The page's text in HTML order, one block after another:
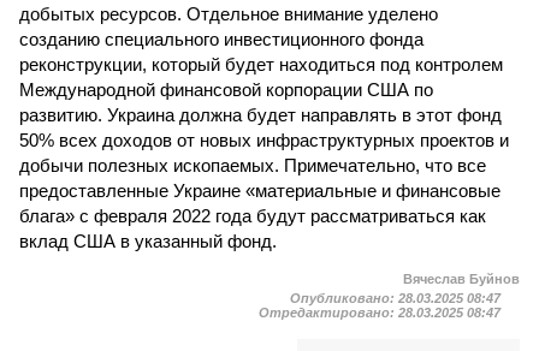
добытых ресурсов. Отдельное внимание уделено
созданию специального инвестиционного фонда
реконструкции, который будет находиться под контролем
Международной финансовой корпорации США по
развитию. Украина должна будет направлять в этот фонд
50% всех доходов от новых инфраструктурных проектов и
добычи полезных ископаемых. Примечательно, что все
предоставленные Украине «материальные и финансовые
блага» с февраля 2022 года будут рассматриваться как
вклад США в указанный фонд.
Вячеслав Буйнов
Опубликовано: 28.03.2025 08:47
Отредактировано: 28.03.2025 08:47